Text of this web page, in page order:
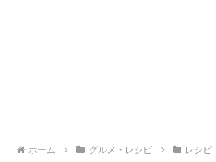
ホーム グルメ・レシピ レシピ